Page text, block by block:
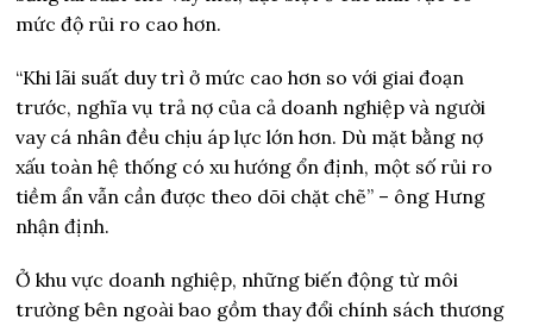
mức độ rủi ro cao hơn.
“Khi lãi suất duy trì ở mức cao hơn so với giai đoạn
trước, nghĩa vụ trả nợ của cả doanh nghiệp và người
vay cá nhân đều chịu áp lực lớn hơn. Dù mặt bằng nợ
xấu toàn hệ thống có xu hướng ổn định, một số rủi ro
tiềm ẩn vẫn cần được theo dõi chặt chẽ” – ông Hưng
nhận định.
Ở khu vực doanh nghiệp, những biến động từ môi
trường bên ngoài bao gồm thay đổi chính sách thương